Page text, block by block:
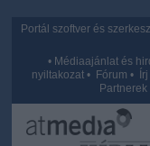
Portál szoftver és
• Médiaajánlat és
nyiltakozat • Fórum •
Partnerek